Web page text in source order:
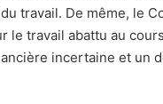
travail. De même, le
le travail abattu au
incertaine et un